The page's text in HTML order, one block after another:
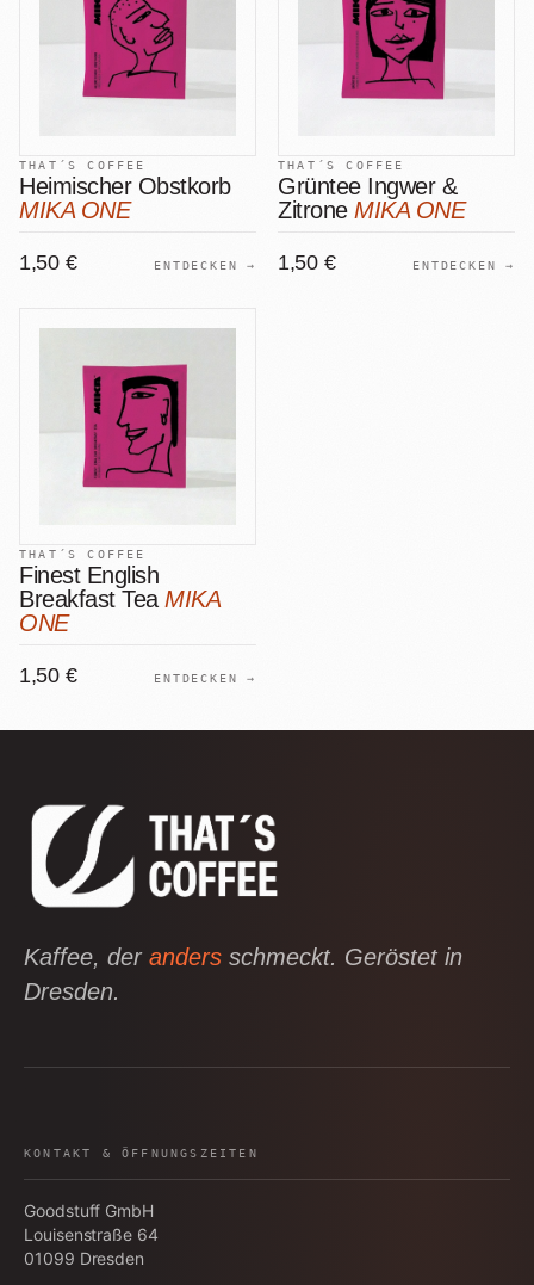
THAT´S COFFEE
Heimischer Obstkorb
MIKA ONE
1,50 € ENTDECKEN →
THAT´S COFFEE
Grüntee Ingwer &
Zitrone MIKA ONE
1,50 € ENTDECKEN →
THAT´S COFFEE
Finest English
Breakfast Tea MIKA
ONE
1,50 € ENTDECKEN →
Kaffee, der anders schmeckt. Geröstet in
Dresden.
KONTAKT & ÖFFNUNGSZEITEN
Goodstuff GmbH
Louisenstraße 64
01099 Dresden